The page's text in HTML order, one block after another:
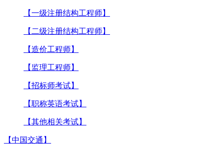
【一级注册结构工程师】
【二级注册结构工程师】
【造价工程师】
【监理工程师】
【招标师考试】
【职称英语考试】
【其他相关考试】
【中国交通】